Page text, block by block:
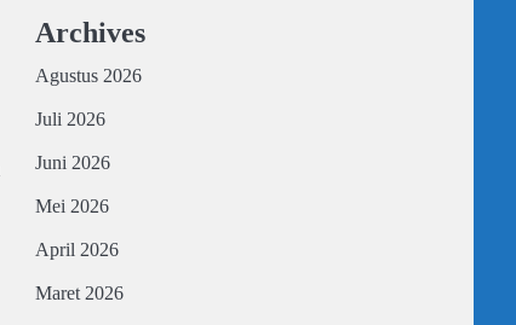
Archives
Agustus 2026
Juli 2026
Juni 2026
Mei 2026
April 2026
Maret 2026